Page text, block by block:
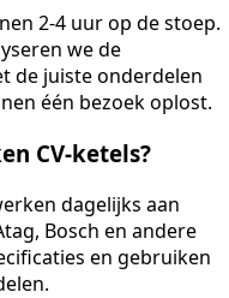
2-4 uur op de stoep.
we de
de juiste onderdelen
één bezoek oplost.
CV-ketels?
dagelijks aan
Bosch en andere
en gebruiken